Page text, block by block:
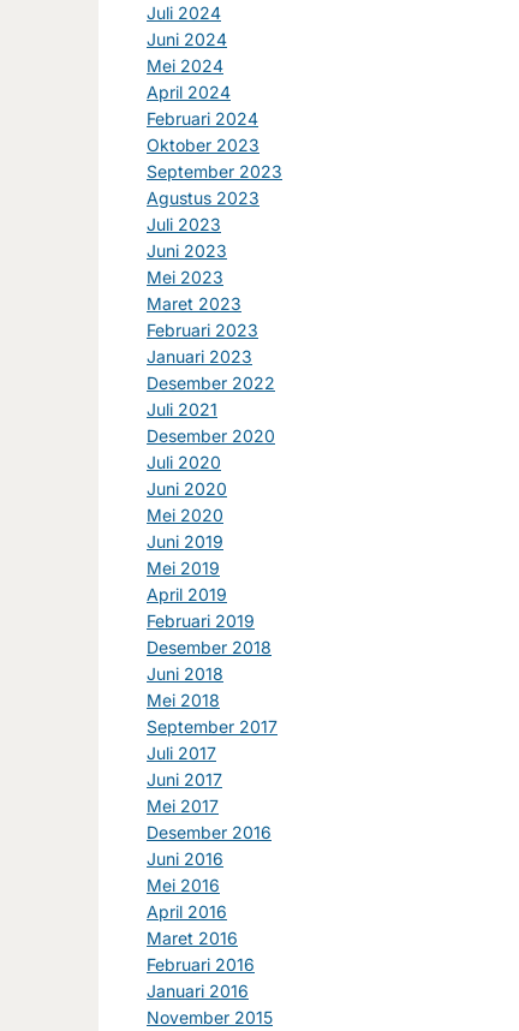
Juli 2024
Juni 2024
Mei 2024
April 2024
Februari 2024
Oktober 2023
September 2023
Agustus 2023
Juli 2023
Juni 2023
Mei 2023
Maret 2023
Februari 2023
Januari 2023
Desember 2022
Juli 2021
Desember 2020
Juli 2020
Juni 2020
Mei 2020
Juni 2019
Mei 2019
April 2019
Februari 2019
Desember 2018
Juni 2018
Mei 2018
September 2017
Juli 2017
Juni 2017
Mei 2017
Desember 2016
Juni 2016
Mei 2016
April 2016
Maret 2016
Februari 2016
Januari 2016
November 2015